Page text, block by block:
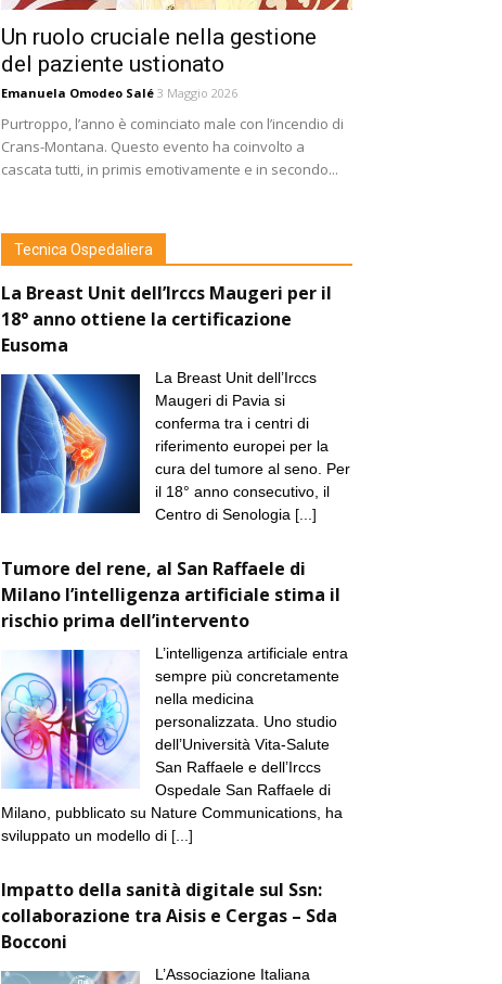
Un ruolo cruciale nella gestione
del paziente ustionato
Emanuela Omodeo Salé 3 Maggio 2026
Purtroppo, l’anno è cominciato male con l’incendio di
Crans-Montana. Questo evento ha coinvolto a
cascata tutti, in primis emotivamente e in secondo...
Tecnica Ospedaliera
La Breast Unit dell’Irccs Maugeri per il
18° anno ottiene la certificazione
Eusoma
La Breast Unit dell’Irccs
Maugeri di Pavia si
conferma tra i centri di
riferimento europei per la
cura del tumore al seno. Per
il 18° anno consecutivo, il
Centro di Senologia [...]
Tumore del rene, al San Raffaele di
Milano l’intelligenza artificiale stima il
rischio prima dell’intervento
L’intelligenza artificiale entra
sempre più concretamente
nella medicina
personalizzata. Uno studio
dell’Università Vita-Salute
San Raffaele e dell’Irccs
Ospedale San Raffaele di
Milano, pubblicato su Nature Communications, ha
sviluppato un modello di [...]
Impatto della sanità digitale sul Ssn:
collaborazione tra Aisis e Cergas – Sda
Bocconi
L’Associazione Italiana